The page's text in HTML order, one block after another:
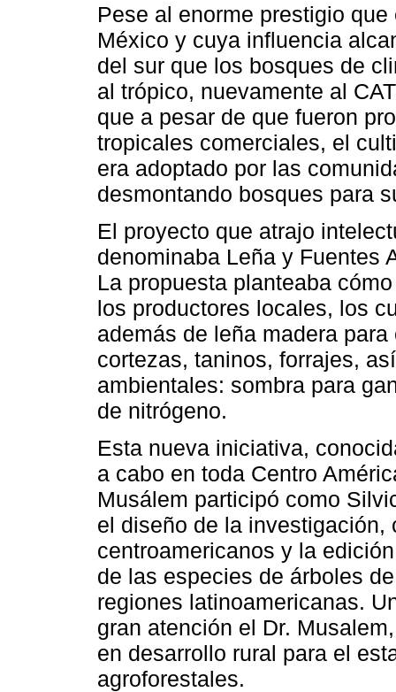
Pese al enorme prestigio
México y cuya influencia
del sur que los bosques de
al trópico, nuevamente al
que a pesar de que fueron
tropicales comerciales, el
era adoptado por las
desmontando bosques para
El proyecto que atrajo
denominaba Leña y Fuentes
La propuesta planteaba
los productores locales, los
además de leña madera
cortezas, taninos, forrajes,
ambientales: sombra para
de nitrógeno.
Esta nueva iniciativa,
a cabo en toda Centro
Musálem participó como
el diseño de la investigación,
centroamericanos y la
de las especies de árboles
regiones latinoamericanas.
gran atención el Dr.
en desarrollo rural para el
agroforestales.